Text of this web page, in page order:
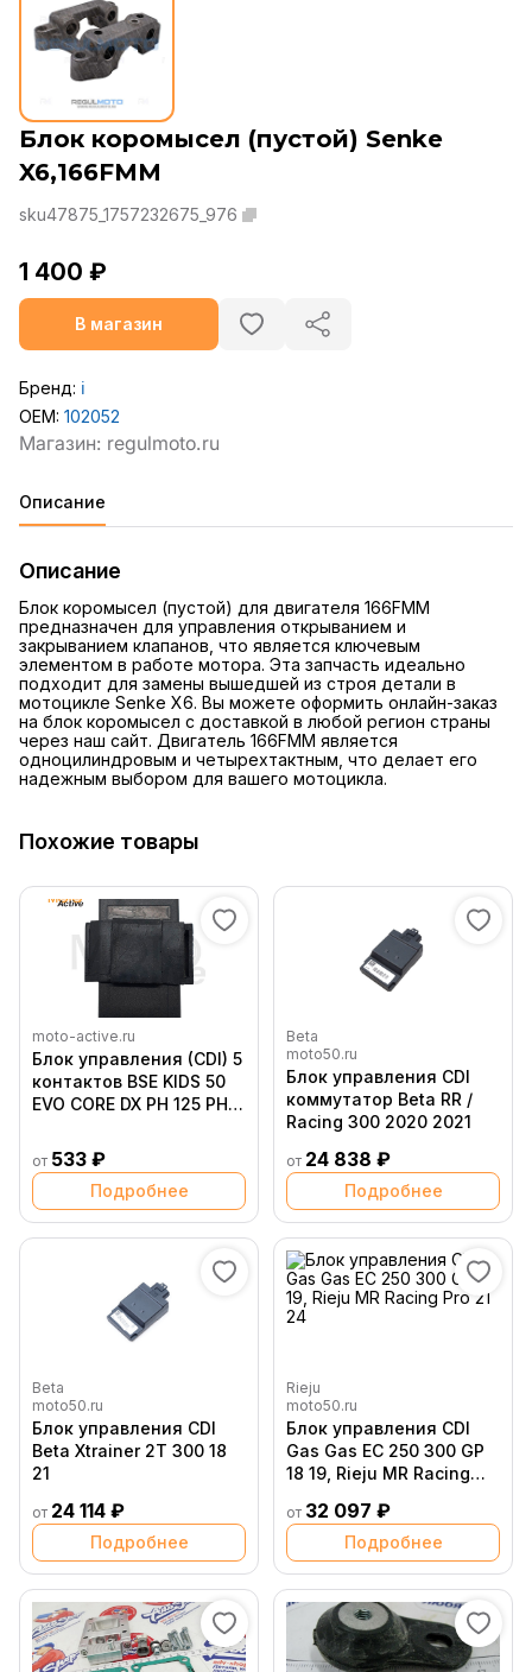
Блок коромысел (пустой) Senke
X6,166FMM
sku47875_1757232675_976
1 400 ₽
В магазин
Бренд: ℹ️
OEM: 102052
Описание
Описание
Блок коромысел (пустой) для двигателя 166FMM
предназначен для управления открыванием и
закрыванием клапанов, что является ключевым
элементом в работе мотора. Эта запчасть идеально
подходит для замены вышедшей из строя детали в
мотоцикле Senke X6. Вы можете оформить онлайн-заказ
на блок коромысел с доставкой в любой регион страны
через наш сайт. Двигатель 166FMM является
одноцилиндровым и четырехтактным, что делает его
надежным выбором для вашего мотоцикла.
Похожие товары
moto-active.ru
Блок управления (CDI) 5
контактов BSE KIDS 50
EVO CORE DX PH 125 PH
от 533 ₽
Подробнее
Beta
moto50.ru
Блок управления CDI
коммутатор Beta RR /
Racing 300 2020 2021
от 24 838 ₽
Подробнее
Beta
moto50.ru
Блок управления CDI
Beta Xtrainer 2T 300 18
21
от 24 114 ₽
Подробнее
Rieju
moto50.ru
Блок управления CDI
Gas Gas EC 250 300 GP
18 19, Rieju MR Racing
от 32 097 ₽
Подробнее